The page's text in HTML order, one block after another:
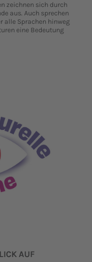
zeichnen sich durch
aus. Auch sprechen
alle Sprachen hinweg
eine Bedeutung
AUF